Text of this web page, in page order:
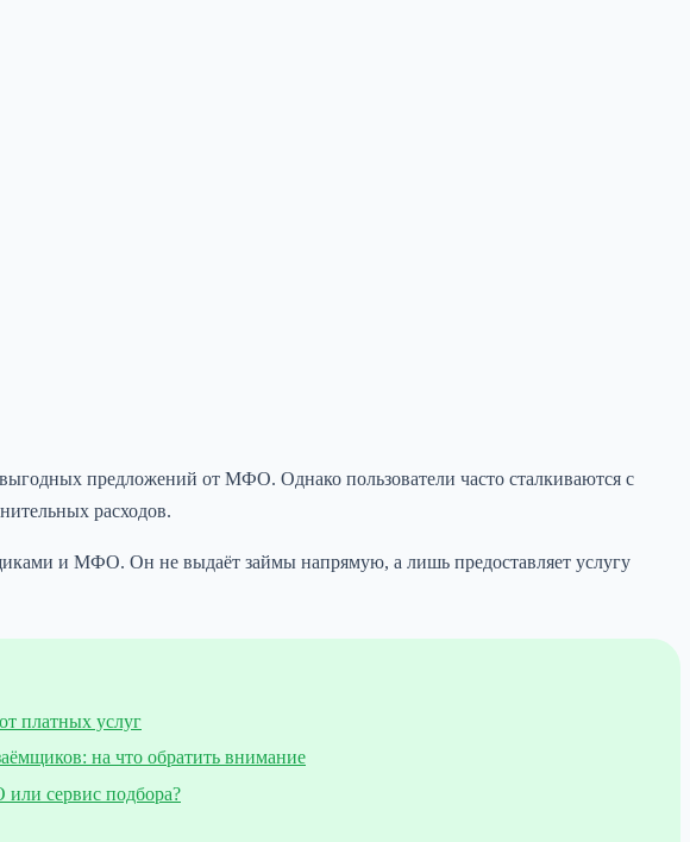
предложений от МФО. Однако пользователи часто сталкиваются с
расходов.
и МФО. Он не выдаёт займы напрямую, а лишь предоставляет услугу
платных услуг
на что обратить внимание
сервис подбора?